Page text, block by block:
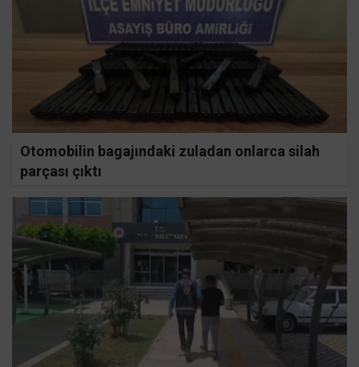
Otomobilin bagajındaki zuladan onlarca silah
parçası çıktı